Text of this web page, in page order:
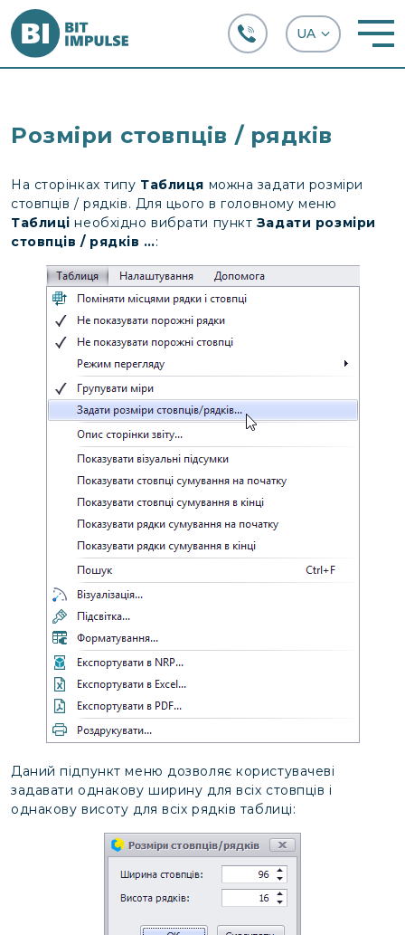
Розміри стовпців / рядків
На сторінках типу Таблиця можна задати розміри
стовпців / рядків. Для цього в головному меню
Таблиці необхідно вибрати пункт Задати розміри
стовпців / рядків …:
Даний підпункт меню дозволяє користувачеві
задавати однакову ширину для всіх стовпців і
однакову висоту для всіх рядків таблиці: